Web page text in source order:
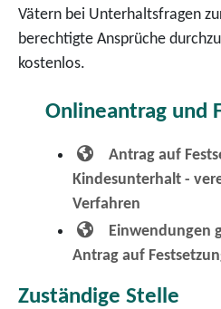
Vätern bei Unterhaltsfragen
berechtigte Ansprüche
kostenlos.
Onlineantrag und
Antrag auf
Kindesunterhalt -
Verfahren
Einwendungen
Antrag auf
Zuständige Stelle